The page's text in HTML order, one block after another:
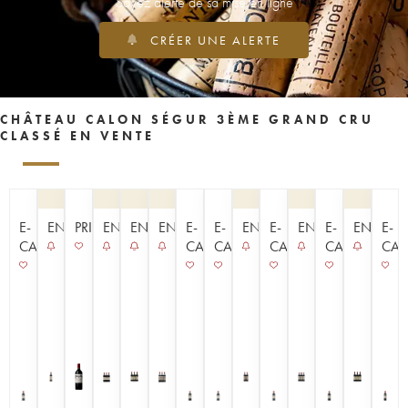
CRÉER UNE ALERTE
CHÂTEAU CALON SÉGUR 3ÈME GRAND CRU
CLASSÉ EN VENTE
E-
CAVISTE
ENCHÈRE
PRIMEURENCHÈREENCHÈREENCHÈRE
E-
CAVISTE
E-
CAVISTE
ENCHÈRE
E-
CAVISTE
ENCHÈRE
E-
CAVISTE
E-